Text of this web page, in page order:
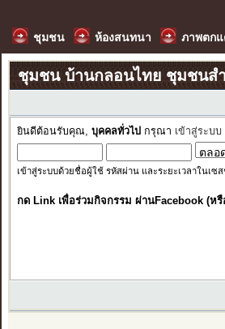
ชุมชน ห้องสนทนา ภาพตกแ
ชุมชน บ้านกลอนไทย ชุมชนส
ยินดีต้อนรับคุณ, บุคคลทั่วไป กรุณา เข้าสู่ระบบ
เข้าสู่ระบบด้วยชื่อผู้ใช้ รหัสผ่าน และระยะเวลาในเซ
กด Link เพื่อร่วมกิจกรรม ผ่านFacebook (